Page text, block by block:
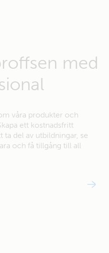
med
våra produkter och
ett kostnadsfritt
del av utbildningar, se
och få tillgång till all